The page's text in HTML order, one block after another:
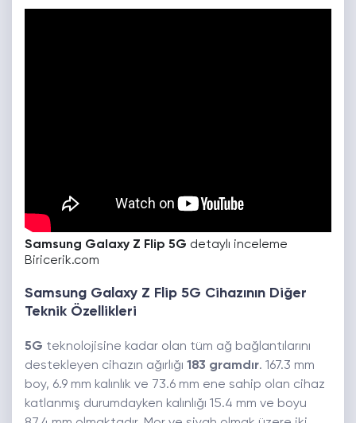
Samsung Galaxy Z Flip 5G detaylı inceleme
Biricerik.com
Samsung Galaxy Z Flip 5G Cihazının Diğer
Teknik Özellikleri
5G teknolojisine kadar olan tüm ağ bağlantılarını
destekleyen cihazın ağırlığı 183 gramdır. 167.3 mm
boy, 6.9 mm kalınlık ve 73.6 mm ene sahip olan cihaz
katlanmış durumdayken kalınlığı 15.4 mm ve boyu